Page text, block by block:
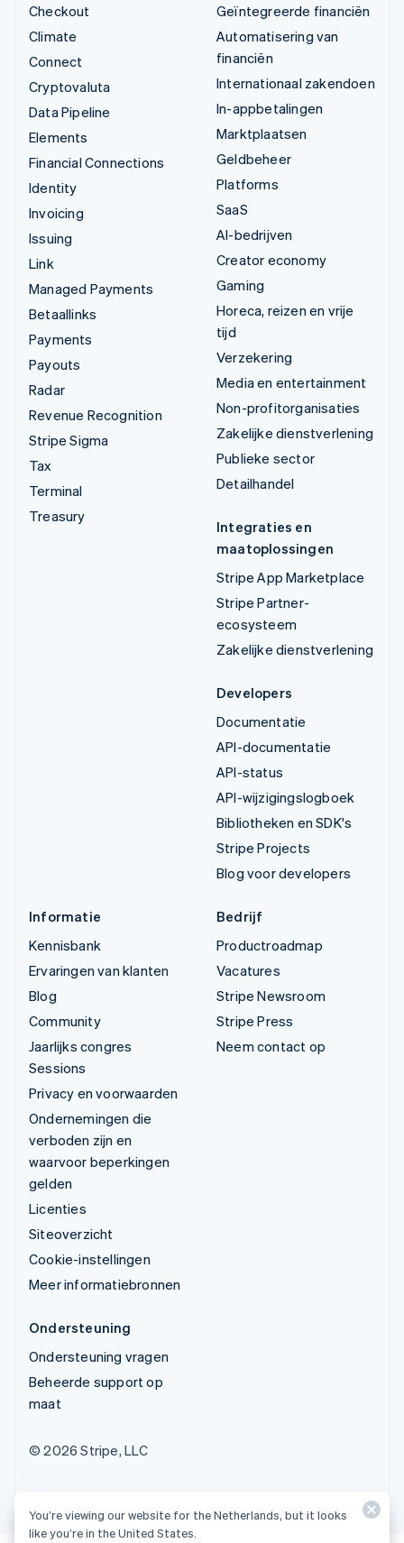
Checkout
Climate
Connect
Cryptovaluta
Data Pipeline
Elements
Financial Connections
Identity
Invoicing
Issuing
Link
Managed Payments
Betaallinks
Payments
Payouts
Radar
Revenue Recognition
Stripe Sigma
Tax
Terminal
Treasury
Geïntegreerde financiën
Automatisering van
financiën
Internationaal zakendoen
In-appbetalingen
Marktplaatsen
Geldbeheer
Platforms
SaaS
AI-bedrijven
Creator economy
Gaming
Horeca, reizen en vrije
tijd
Verzekering
Media en entertainment
Non-profitorganisaties
Zakelijke dienstverlening
Publieke sector
Detailhandel
Integraties en
maatoplossingen
Stripe App Marketplace
Stripe Partner-
ecosysteem
Zakelijke dienstverlening
Developers
Documentatie
API-documentatie
API-status
API-wijzigingslogboek
Bibliotheken en SDK's
Stripe Projects
Blog voor developers
Informatie
Kennisbank
Ervaringen van klanten
Blog
Community
Jaarlijks congres
Sessions
Privacy en voorwaarden
Ondernemingen die
verboden zijn en
waarvoor beperkingen
gelden
Licenties
Siteoverzicht
Cookie-instellingen
Meer informatiebronnen
Bedrijf
Productroadmap
Vacatures
Stripe Newsroom
Stripe Press
Neem contact op
Ondersteuning
Ondersteuning vragen
Beheerde support op
maat
© 2026 Stripe, LLC
You’re viewing our website for the Netherlands, but it looks
like you’re in the United States.